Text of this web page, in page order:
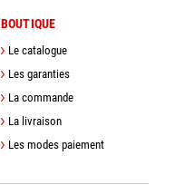
BOUTIQUE
Le catalogue
Les garanties
La commande
La livraison
Les modes paiement